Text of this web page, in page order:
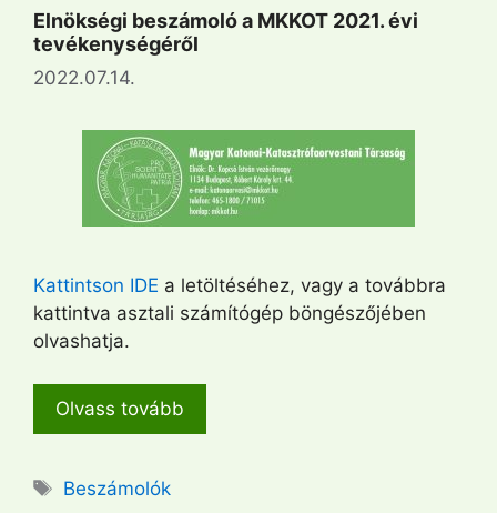
Elnökségi beszámoló a MKKOT 2021. évi
tevékenységéről
2022.07.14.
Kattintson IDE a letöltéséhez, vagy a továbbra
kattintva asztali számítógép böngészőjében
olvashatja.
Olvass tovább
Címkék
Beszámolók